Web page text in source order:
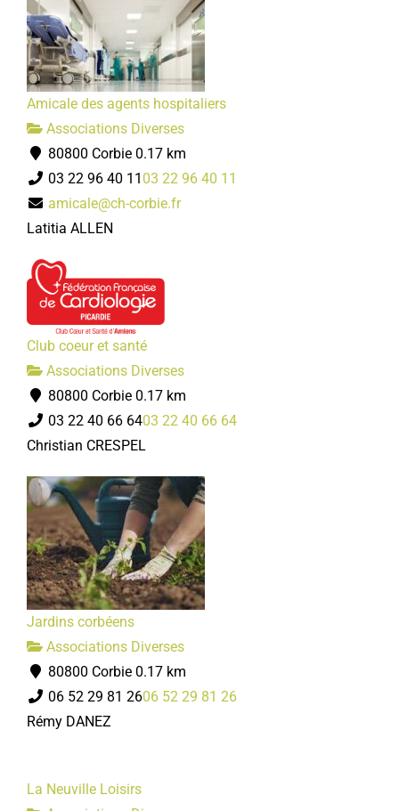
Amicale des agents hospitaliers
Associations Diverses
80800 Corbie 0.17 km
03 22 96 40 11 03 22 96 40 11
amicale@ch-corbie.fr
Latitia ALLEN
Club coeur et santé
Associations Diverses
80800 Corbie 0.17 km
03 22 40 66 6403 22 40 66 64
Christian CRESPEL
Jardins corbéens
Associations Diverses
80800 Corbie 0.17 km
06 52 29 81 2606 52 29 81 26
Rémy DANEZ
La Neuville Loisirs